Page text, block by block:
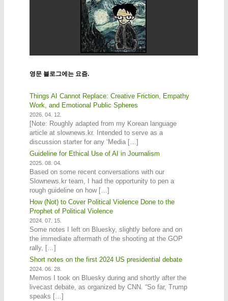
영문 블로그에는 요즘.
Things AI Cannot Replace: Creative Friction, Empathy
Work, and Emotional Public Spheres
2026. 04. 12.
[Note: Roughly adapted from my Korean language
article at slownews.kr. Intended to serve as a
discussion starter for any ‘Media […]
Guideline for Ethical Use of AI in Journalism
2025. 08. 04.
Based on some recent conversations with our
Slownews.kr team, I had the opportunity to pen a
rough guideline on how […]
How (Not) to Cover Political Violence Done to the
Prophet of Political Violence
2024. 07. 15.
Some notes I left on Bluesky, slightly before and on
the immediate aftermath of the shooting at the GOP
rally, […]
Short notes on the first 2024 US presidential debate
2024. 06. 28.
Memos I took on Bluesky during and shortly after the
livecast debate, as organized by CNN. “So far, Trump
speaks […]